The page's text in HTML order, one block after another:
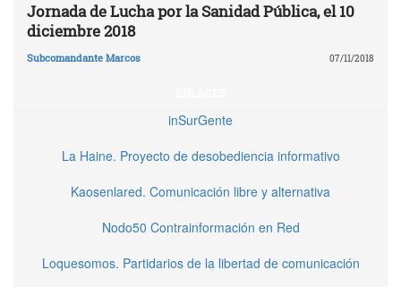
Jornada de Lucha por la Sanidad Pública, el 10
diciembre 2018
Subcomandante Marcos 07/11/2018
inSurGente
La Haine. Proyecto de desobediencia informativo
Kaosenlared. Comunicación libre y alternativa
Nodo50 Contrainformación en Red
Loquesomos. Partidarios de la libertad de comunicación